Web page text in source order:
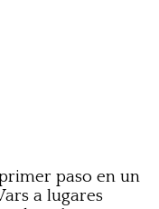
paso en un
a lugares